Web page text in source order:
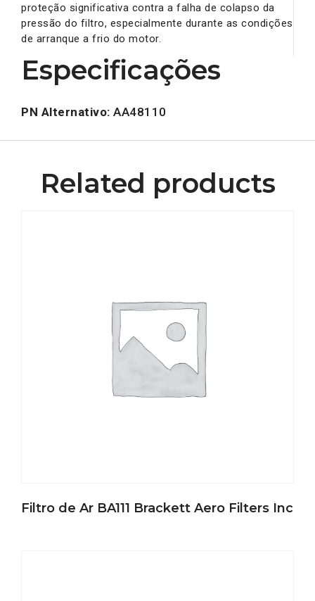
proteção significativa contra a falha de colapso da
pressão do filtro, especialmente durante as condições
de arranque a frio do motor.
Especificações
PN Alternativo: AA48110
Related products
Filtro de Ar BA111 Brackett Aero Filters Inc